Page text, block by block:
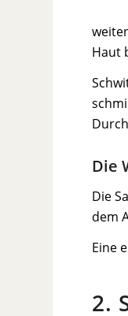
Haut
Die
Die
dem
Eine
2.